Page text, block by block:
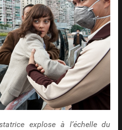
explose à l’échelle du